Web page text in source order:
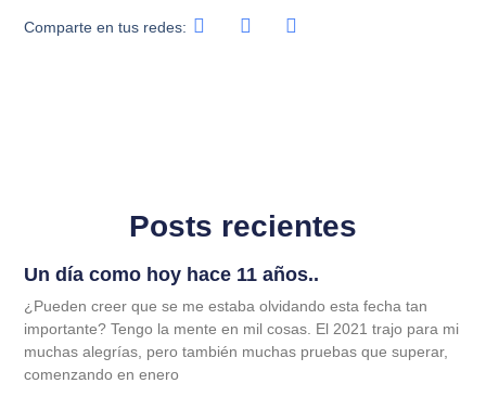
Comparte en tus redes:
Posts recientes
Un día como hoy hace 11 años..
¿Pueden creer que se me estaba olvidando esta fecha tan
importante? Tengo la mente en mil cosas. El 2021 trajo para mi
muchas alegrías, pero también muchas pruebas que superar,
comenzando en enero